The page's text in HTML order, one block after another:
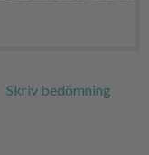
Skriv bedömning